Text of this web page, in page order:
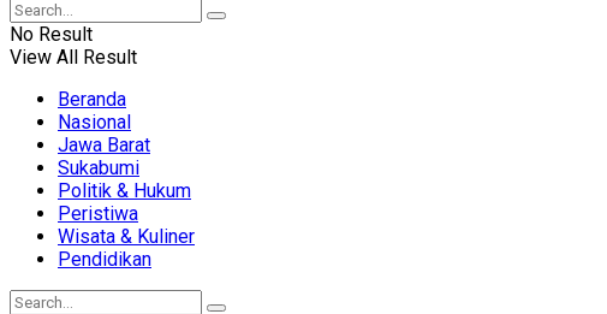
No Result
View All Result
Beranda
Nasional
Jawa Barat
Sukabumi
Politik & Hukum
Peristiwa
Wisata & Kuliner
Pendidikan